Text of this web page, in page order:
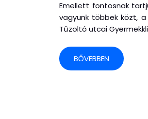
Emellett fontosnak
vagyunk többek közt,
Tűzoltó utcai
BŐVEBBEN